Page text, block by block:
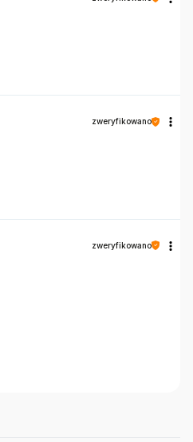
zweryfikowano
zweryfikowano